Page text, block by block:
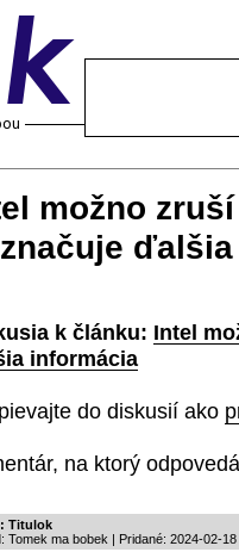
možno
k článku: Intel
informácia
do diskusií ako
na ktorý
Titulok
Tomek ma bobek | Pridané: 2024-02-